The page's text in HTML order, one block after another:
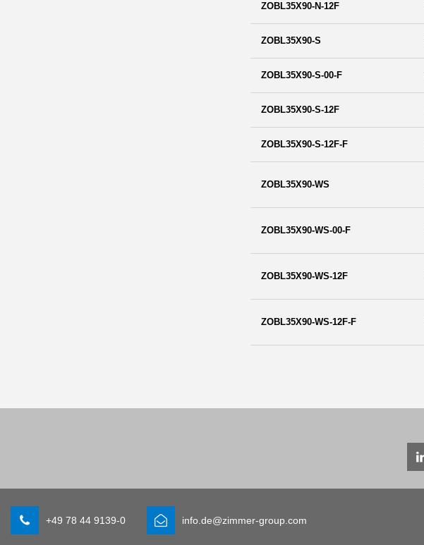
ZOBL35X90-N-12F
ZOBL35X90-S
ZOBL35X90-S-00-F
ZOBL35X90-S-12F
ZOBL35X90-S-12F-F
ZOBL35X90-WS
ZOBL35X90-WS-00-F
ZOBL35X90-WS-12F
ZOBL35X90-WS-12F-F
+49 78 44 9139-0 info.de@zimmer-group.com